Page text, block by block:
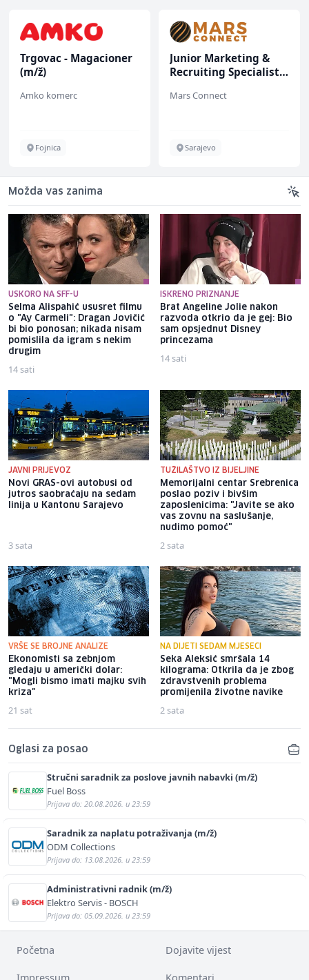
Trgovac - Magacioner
(m/ž)
Amko komerc
Fojnica
Junior Marketing &
Recruiting Specialist
Mars Connect
Sarajevo
Možda vas zanima
USKORO NA SFF-U
Selma Alispahić ususret filmu
o "Ay Carmeli": Dragan Jovičić
bi bio ponosan; nikada nisam
pomislila da igram s nekim
drugim
14 sati
ISKRENO PRIZNANJE
Brat Angeline Jolie nakon
razvoda otkrio da je gej: Bio
sam opsjednut Disney
princezama
14 sati
JAVNI PRIJEVOZ
Novi GRAS-ovi autobusi od
jutros saobraćaju na sedam
linija u Kantonu Sarajevo
3 sata
TUŽILAŠTVO IZ BIJELJINE
Memorijalni centar Srebrenica
poslao poziv i bivšim
zaposlenicima: "Javite se ako
vas zovnu na saslušanje,
nudimo pomoć"
2 sata
VRŠE SE BROJNE ANALIZE
Ekonomisti sa zebnjom
gledaju u američki dolar:
"Mogli bismo imati majku svih
kriza"
21 sat
NA DIJETI SEDAM MJESECI
Seka Aleksić smršala 14
kilograma: Otkrila da je zbog
zdravstvenih problema
promijenila životne navike
2 sata
Oglasi za posao
Stručni saradnik za poslove javnih nabavki (m/ž)
Fuel Boss
Prijava do: 20.08.2026. u 23:59
Saradnik za naplatu potraživanja (m/ž)
ODM Collections
Prijava do: 13.08.2026. u 23:59
Administrativni radnik (m/ž)
Elektro Servis - BOSCH
Prijava do: 05.09.2026. u 23:59
Početna Dojavite vijest
Impressum Komentari